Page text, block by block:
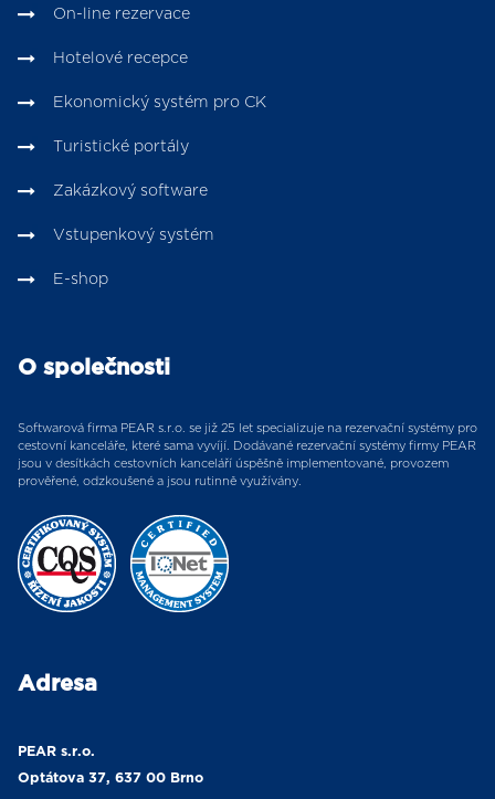
On-line rezervace
Hotelové recepce
Ekonomický systém pro CK
Turistické portály
Zakázkový software
Vstupenkový systém
E-shop
O společnosti
Softwarová firma PEAR s.r.o. se již 25 let specializuje na rezervační systémy pro
cestovní kanceláře, které sama vyvíjí. Dodávané rezervační systémy firmy PEAR
jsou v desítkách cestovních kanceláří úspěšně implementované, provozem
prověřené, odzkoušené a jsou rutinně využívány.
Adresa
PEAR s.r.o.
Optátova 37, 637 00 Brno